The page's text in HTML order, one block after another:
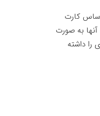
کارت
به صورت
را داشته